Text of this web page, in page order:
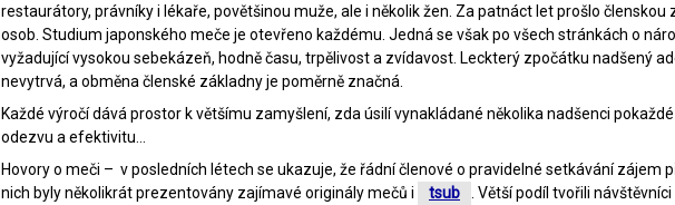
restaurátory, právníky i lékaře, povětšinou muže, ale i několik žen. Za patnáct let prošlo členskou
osob. Studium japonského meče je otevřeno každému. Jedná se však po všech stránkách o
vyžadující vysokou sebekázeň, hodně času, trpělivost a zvídavost. Leckterý zpočátku nadšený
nevytrvá, a obměna členské základny je poměrně značná.
Každé výročí dává prostor k většímu zamyšlení, zda úsilí vynakládané několika nadšenci
odezvu a efektivitu…
Hovory o meči – v posledních létech se ukazuje, že řádní členové o pravidelné setkávání zájem
nich byly několikrát prezentovány zajímavé originály mečů i
tsub
. Větší podíl tvořili